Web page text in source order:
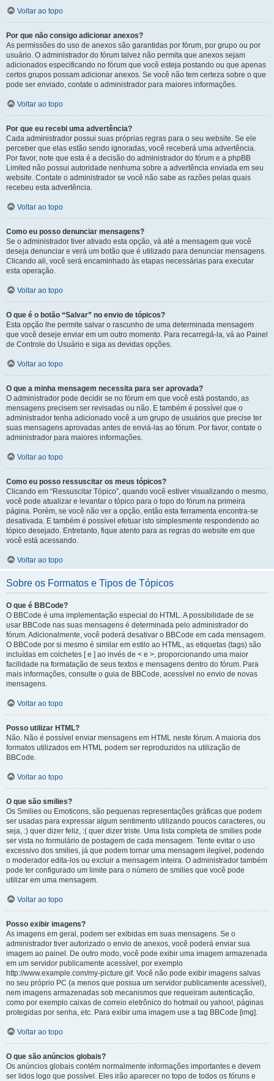
Voltar ao topo
Por que não consigo adicionar anexos?
As permissões do uso de anexos são garantidas por fórum, por grupo ou por
usuário. O administrador do fórum talvez não permita que anexos sejam
adicionados especificando no fórum que você esteja postando ou que apenas
certos grupos possam adicionar anexos. Se você não tem certeza sobre o que
pode ser enviado, contate o administrador para maiores informações.
Voltar ao topo
Por que eu recebi uma advertência?
Cada administrador possui suas próprias regras para o seu website. Se ele
perceber que elas estão sendo ignoradas, você receberá uma advertência.
Por favor, note que esta é a decisão do administrador do fórum e a phpBB
Limited não possui autoridade nenhuma sobre a advertência enviada em seu
website. Contate o administrador se você não sabe as razões pelas quais
recebeu esta advertência.
Voltar ao topo
Como eu posso denunciar mensagens?
Se o administrador tiver ativado esta opção, vá até a mensagem que você
deseja denunciar e verá um botão que é utilizado para denunciar mensagens.
Clicando ali, você será encaminhado às etapas necessárias para executar
esta operação.
Voltar ao topo
O que é o botão “Salvar” no envio de tópicos?
Esta opção lhe permite salvar o rascunho de uma determinada mensagem
que você deseje enviar em um outro momento. Para recarregá-la, vá ao Painel
de Controle do Usuário e siga as devidas opções.
Voltar ao topo
O que a minha mensagem necessita para ser aprovada?
O administrador pode decidir se no fórum em que você está postando, as
mensagens precisem ser revisadas ou não. E também é possível que o
administrador tenha adicionado você a um grupo de usuários que precise ter
suas mensagens aprovadas antes de enviá-las ao fórum. Por favor, contate o
administrador para maiores informações.
Voltar ao topo
Como eu posso ressuscitar os meus tópicos?
Clicando em “Ressuscitar Tópico”, quando você estiver visualizando o mesmo,
você pode atualizar e levantar o tópico para o topo do fórum na primeira
página. Porém, se você não ver a opção, então esta ferramenta encontra-se
desativada. E também é possível efetuar isto simplesmente respondendo ao
tópico desejado. Entretanto, fique atento para as regras do website em que
você está acessando.
Voltar ao topo
Sobre os Formatos e Tipos de Tópicos
O que é BBCode?
O BBCode é uma implementação especial do HTML. A possibilidade de se
usar BBCode nas suas mensagens é determinada pelo administrador do
fórum. Adicionalmente, você poderá desativar o BBCode em cada mensagem.
O BBCode por si mesmo é similar em estilo ao HTML, as etiquetas (tags) são
incluídas em colchetes [ e ] ao invés de < e >, proporcionando uma maior
facilidade na formatação de seus textos e mensagens dentro do fórum. Para
mais informações, consulte o guia de BBCode, acessível no envio de novas
mensagens.
Voltar ao topo
Posso utilizar HTML?
Não. Não é possível enviar mensagens em HTML neste fórum. A maioria dos
formatos utilizados em HTML podem ser reproduzidos na utilização de
BBCode.
Voltar ao topo
O que são smilies?
Os Smilies ou Emoticons, são pequenas representações gráficas que podem
ser usadas para expressar algum sentimento utilizando poucos caracteres, ou
seja, :) quer dizer feliz, :( quer dizer triste. Uma lista completa de smilies pode
ser vista no formulário de postagem de cada mensagem. Tente evitar o uso
excessivo dos smilies, já que podem tornar uma mensagem ilegível, podendo
o moderador edita-los ou excluir a mensagem inteira. O administrador também
pode ter configurado um limite para o número de smilies que você pode
utilizar em uma mensagem.
Voltar ao topo
Posso exibir imagens?
As imagens em geral, podem ser exibidas em suas mensagens. Se o
administrador tiver autorizado o envio de anexos, você poderá enviar sua
imagem ao painel. De outro modo, você pode exibir uma imagem armazenada
em um servidor publicamente acessível, por exemplo
http://www.example.com/my-picture.gif. Você não pode exibir imagens salvas
no seu próprio PC (a menos que possua um servidor publicamente acessível),
nem imagens armazenadas sob mecanismos que requeiram autenticação,
como por exemplo caixas de correio eletrônico do hotmail ou yahoo!, páginas
protegidas por senha, etc. Para exibir uma imagem use a tag BBCode [img].
Voltar ao topo
O que são anúncios globais?
Os anúncios globais contém normalmente informações importantes e devem
ser lidos logo que possível. Eles irão aparecer no topo de todos os fóruns e